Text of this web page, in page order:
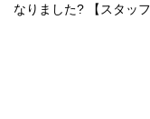
なりました? 【スタッ